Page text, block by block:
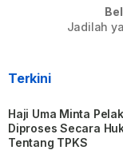
Jadilah
Terkini
Haji Uma Minta
Diproses Secara
Tentang TPKS